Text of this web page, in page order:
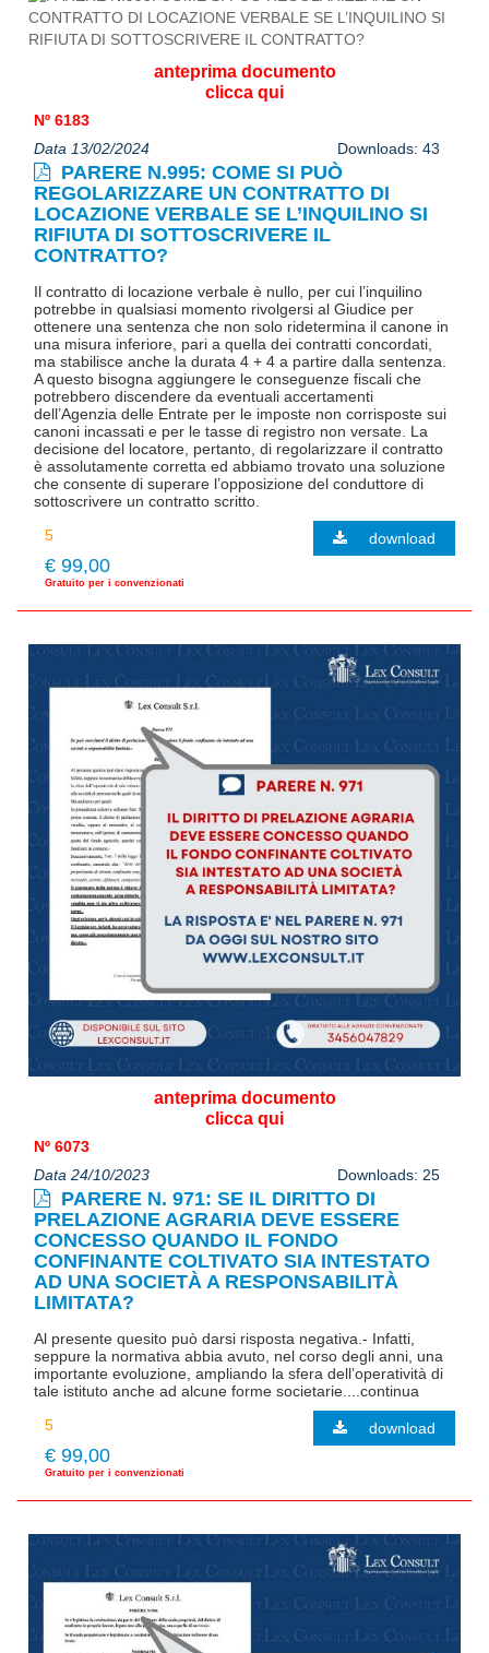
anteprima documento
clicca qui
Nº 6183
Data 13/02/2024
Downloads: 43
PARERE N.995: COME SI PUÒ
REGOLARIZZARE UN CONTRATTO DI
LOCAZIONE VERBALE SE L’INQUILINO SI
RIFIUTA DI SOTTOSCRIVERE IL
CONTRATTO?
Il contratto di locazione verbale è nullo, per cui l’inquilino
potrebbe in qualsiasi momento rivolgersi al Giudice per
ottenere una sentenza che non solo ridetermina il canone in
una misura inferiore, pari a quella dei contratti concordati,
ma stabilisce anche la durata 4 + 4 a partire dalla sentenza.
A questo bisogna aggiungere le conseguenze fiscali che
potrebbero discendere da eventuali accertamenti
dell’Agenzia delle Entrate per le imposte non corrisposte sui
canoni incassati e per le tasse di registro non versate. La
decisione del locatore, pertanto, di regolarizzare il contratto
è assolutamente corretta ed abbiamo trovato una soluzione
che consente di superare l’opposizione del conduttore di
sottoscrivere un contratto scritto.
€ 99,00
Gratuito per i convenzionati
download
anteprima documento
clicca qui
Nº 6073
Data 24/10/2023
Downloads: 25
PARERE N. 971: SE IL DIRITTO DI
PRELAZIONE AGRARIA DEVE ESSERE
CONCESSO QUANDO IL FONDO
CONFINANTE COLTIVATO SIA INTESTATO
AD UNA SOCIETÀ A RESPONSABILITÀ
LIMITATA?
Al presente quesito può darsi risposta negativa.- Infatti,
seppure la normativa abbia avuto, nel corso degli anni, una
importante evoluzione, ampliando la sfera dell’operatività di
tale istituto anche ad alcune forme societarie....continua
€ 99,00
Gratuito per i convenzionati
download